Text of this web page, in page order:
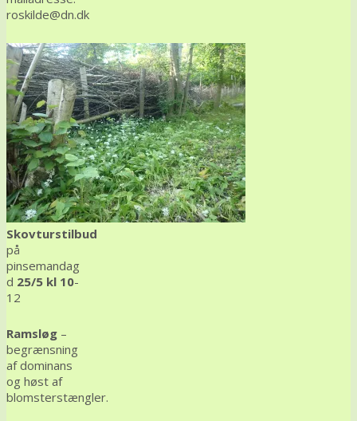
roskilde@dn.dk
Skovturstilbud
på
pinsemandag
d 25/5 kl 10-
12
Ramsløg –
begrænsning
af dominans
og høst af
blomsterstængler.